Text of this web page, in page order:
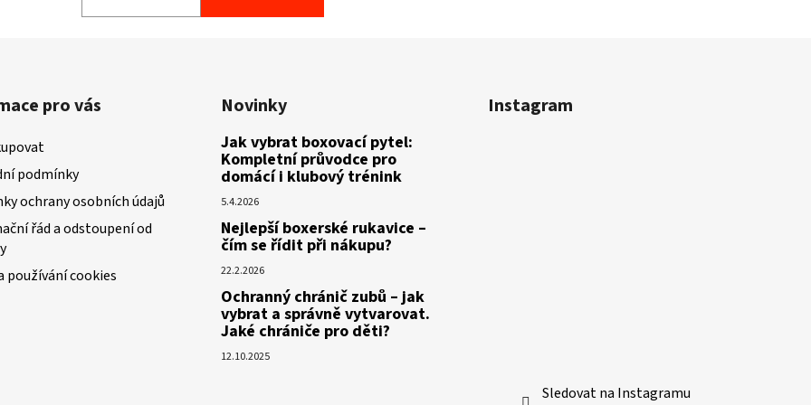
pro vás
podmínky
ochrany osobních údajů
řád a odstoupení od
používání cookies
Novinky
Jak vybrat boxovací pytel:
Kompletní průvodce pro
domácí i klubový trénink
5.4.2026
Nejlepší boxerské rukavice –
čím se řídit při nákupu?
22.2.2026
Ochranný chránič zubů – jak
vybrat a správně vytvarovat.
Jaké chrániče pro děti?
12.10.2025
Instagram
Sledovat na Instagramu